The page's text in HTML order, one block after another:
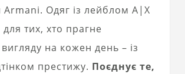
Armani. Одяг із лейблом A|X
тих, хто прагне
на кожен день – із
престижу. Поєднує те,